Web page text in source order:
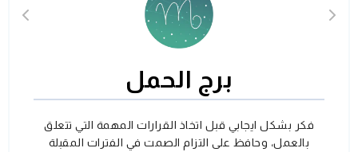
برج الحمل
فكر بشكل ايجابي قبل اتخاذ القرارات المهمة التي تتعلق
بالعمل، وحافظ على التزام الصمت في الفترات المقبلة